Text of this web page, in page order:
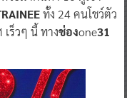
ทั้ง 24 คนโชว์ตัว
ร็วๆ นี้ ทางช่องone31